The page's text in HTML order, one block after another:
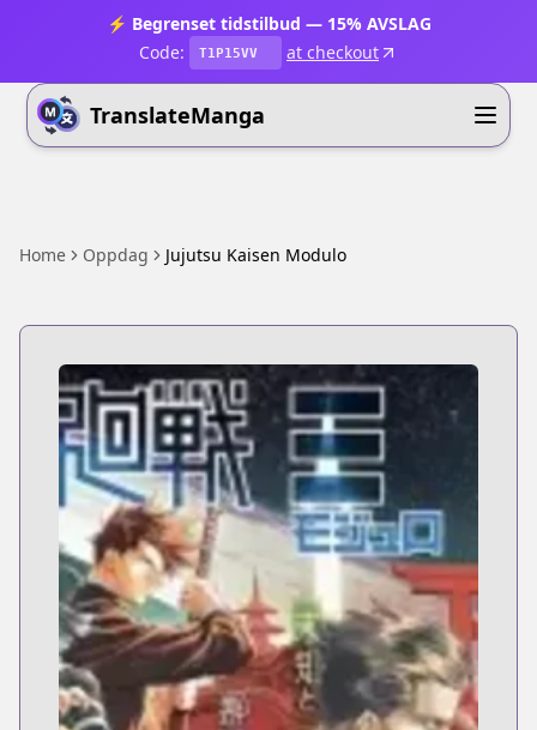
⚡ Begrenset tidstilbud — 15% AVSLAG
Code:
T1P15VV at checkout
TranslateManga
Home Oppdag Jujutsu Kaisen Modulo